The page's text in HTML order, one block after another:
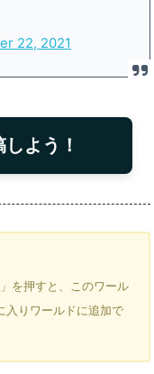
22, 2021
よう！
を押すと、このワール
入りワールドに追加で